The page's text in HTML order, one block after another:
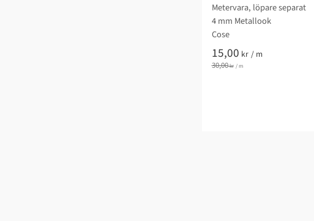
Metervara, löpare separat
4 mm Metallook
Cose
15,00 kr / m
30,00kr /m